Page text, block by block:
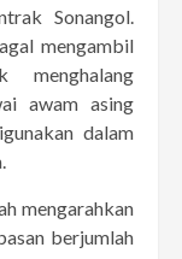
Sonangol.
mengambil
menghalang
awam asing
dalam
mengarahkan
berjumlah